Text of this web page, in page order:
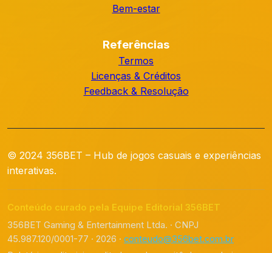
Bem-estar
Referências
Termos
Licenças & Créditos
Feedback & Resolução
© 2024 356BET – Hub de jogos casuais e experiências
interativas.
Conteúdo curado pela Equipe Editorial 356BET
356BET Gaming & Entertainment Ltda. · CNPJ
45.987.120/0001-77 · 2026 · conteudo@356bet.com.br